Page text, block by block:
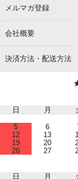
メルマガ登録
会社概要
決済方法・配送方法
日
月
5
6
12
13
19
20
26
27
日
月